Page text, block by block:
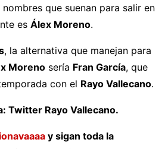
que suenan para salir en
es Álex Moreno.
, la alternativa que manejan para
Moreno sería Fran García, que
con el Rayo Vallecano.
Twitter Rayo Vallecano.
y sigan toda la